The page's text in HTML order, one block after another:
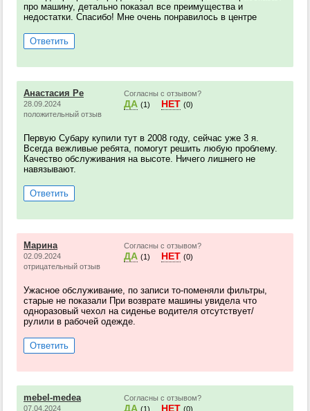
про машину, детально показал все преимущества и
недостатки. Спасибо! Мне очень понравилось в центре
Ответить
Анастасия Ре
28.09.2024
положительный отзыв
Согласны с отзывом?
ДА (1) НЕТ (0)
Первую Субару купили тут в 2008 году, сейчас уже 3 я.
Всегда вежливые ребята, помогут решить любую проблему.
Качество обслуживания на высоте. Ничего лишнего не
навязывают.
Ответить
Марина
02.09.2024
отрицательный отзыв
Согласны с отзывом?
ДА (1) НЕТ (0)
Ужасное обслуживание, по записи то-поменяли фильтры,
старые не показали При возврате машины увидела что
одноразовый чехол на сиденье водителя отсутствует/
рулили в рабочей одежде.
Ответить
mebel-medea
07.04.2024
Согласны с отзывом?
ДА (1) НЕТ (0)